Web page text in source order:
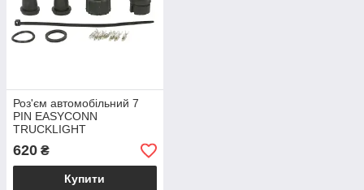
Роз'єм автомобільний 7
PIN EASYCONN
TRUCKLIGHT
до ліхтарів DAF KOGEL
KRONE SCHMITZ
620 ₴
Купити